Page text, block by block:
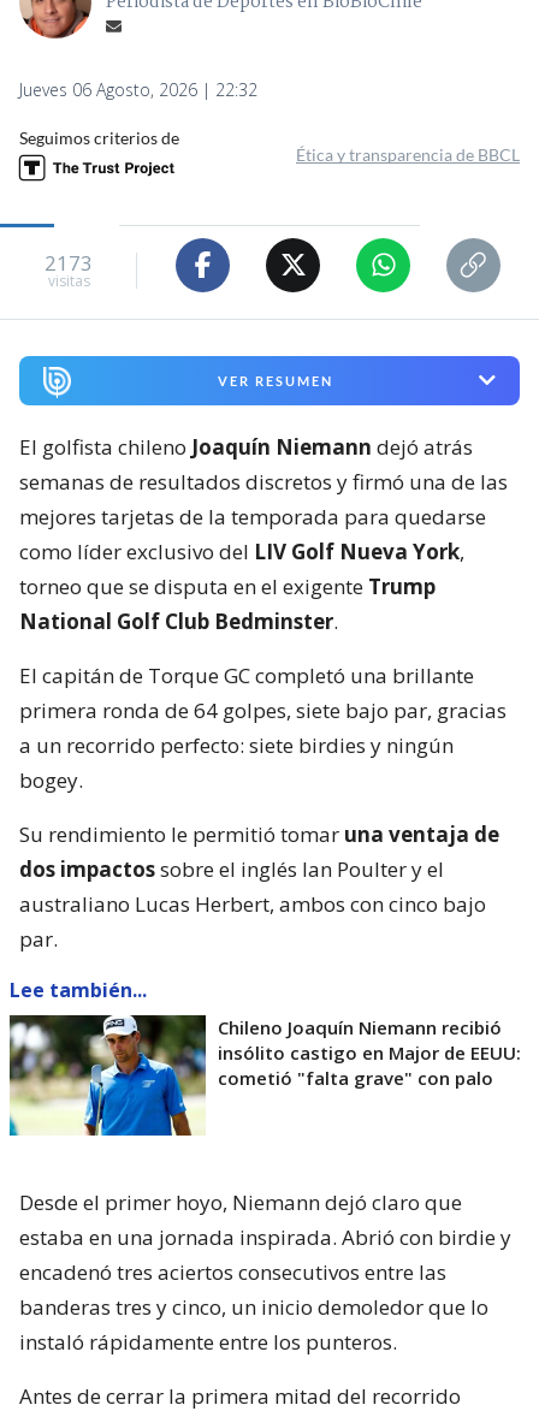
Jueves 06 Agosto, 2026 | 22:32
Seguimos criterios de
Ética y transparencia de BBCL
2173
visitas
VER RESUMEN
El golfista chileno Joaquín Niemann dejó atrás
semanas de resultados discretos y firmó una de las
mejores tarjetas de la temporada para quedarse
como líder exclusivo del LIV Golf Nueva York,
torneo que se disputa en el exigente Trump
National Golf Club Bedminster.
El capitán de Torque GC completó una brillante
primera ronda de 64 golpes, siete bajo par, gracias
a un recorrido perfecto: siete birdies y ningún
bogey.
Su rendimiento le permitió tomar una ventaja de
dos impactossobre el inglés Ian Poulter y el
australiano Lucas Herbert, ambos con cinco bajo
par.
Lee también...
Chileno Joaquín Niemann recibió
insólito castigo en Major de EEUU:
cometió "falta grave" con palo
Desde el primer hoyo, Niemann dejó claro que
estaba en una jornada inspirada. Abrió con birdie y
encadenó tres aciertos consecutivos entre las
banderas tres y cinco, un inicio demoledor que lo
instaló rápidamente entre los punteros.
Antes de cerrar la primera mitad del recorrido